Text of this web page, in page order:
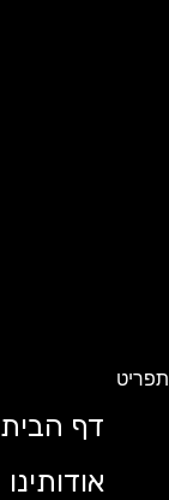
תפריט
דף הבית
אודותינו